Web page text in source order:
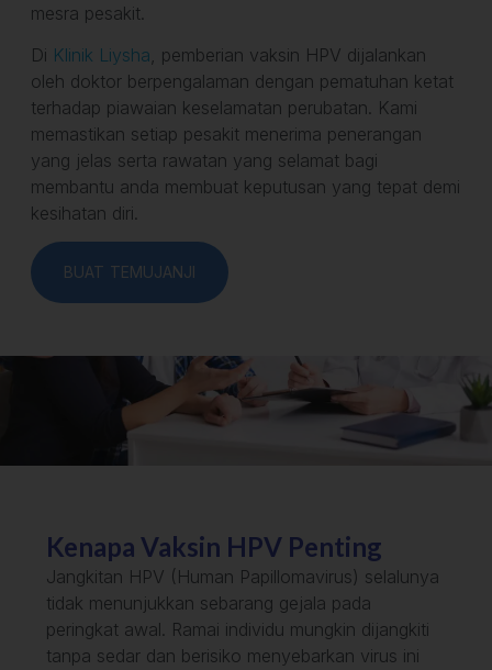
mesra pesakit.
Di Klinik Liysha , pemberian vaksin HPV dijalankan
oleh doktor berpengalaman dengan pematuhan ketat
terhadap piawaian keselamatan perubatan. Kami
memastikan setiap pesakit menerima penerangan
yang jelas serta rawatan yang selamat bagi
membantu anda membuat keputusan yang tepat demi
kesihatan diri.
BUAT TEMUJANJI
Kenapa Vaksin HPV Penting
Jangkitan HPV (Human Papillomavirus) selalunya
tidak menunjukkan sebarang gejala pada
peringkat awal. Ramai individu mungkin dijangkiti
tanpa sedar dan berisiko menyebarkan virus ini